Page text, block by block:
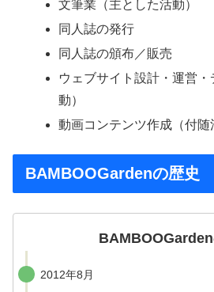
文筆業（主とした活動）
同人誌の発行
同人誌の頒布／販売
ウェブサイト設計・運営
動）
動画コンテンツ作成（付随
BAMBOOGardenの歴史
2012年8月